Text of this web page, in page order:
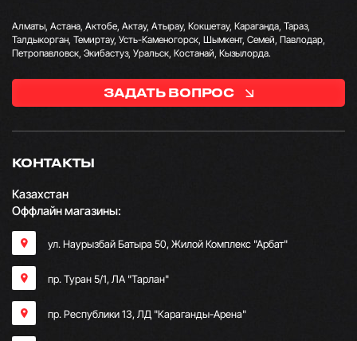
КОНТАКТЫ
Казахстан
Оффлайн магазины:
ул. Наурызбай Батыра 50, Жилой Комплекс "Арбат"
пр. Туран 5/1, ЛА "Тарлан"
пр. Республики 13, ​ЛД "Караганды-Арена"
Алматы, Астана, Актобе, Актау, Атырау, Кокшетау, Караганда, Тараз,
Талдыкорган, Темиртау, Усть-Каменогорск, Шымкент, Семей, Павлодар,
Петропавловск, Экибастуз, Уральск, Костанай, Кызылорда.
ЗАДАТЬ ВОПРОС